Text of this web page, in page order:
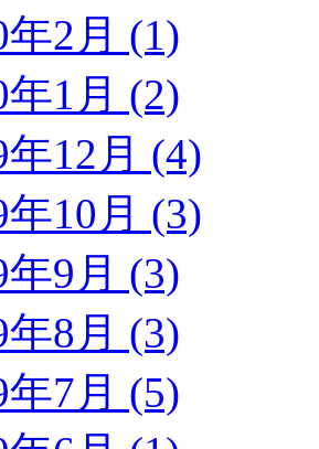
年2月 (1)
年1月 (2)
年12月 (4)
年10月 (3)
年9月 (3)
年8月 (3)
年7月 (5)